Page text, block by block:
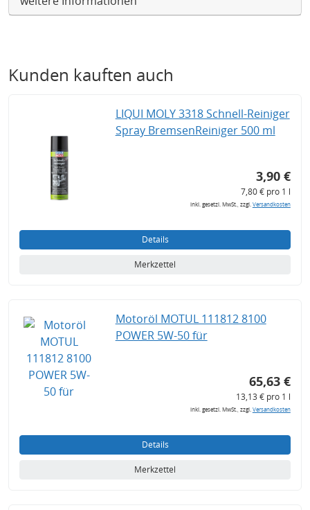
Kunden kauften auch
LIQUI MOLY 3318 Schnell-Reiniger
Spray BremsenReiniger 500 ml
3,90 €
7,80 € pro 1 l
inkl. gesetzl. MwSt., zzgl.Versandkosten
Details
Merkzettel
Motoröl MOTUL 111812 8100
POWER 5W-50 für
65,63 €
13,13 € pro 1 l
inkl. gesetzl. MwSt., zzgl.Versandkosten
Details
Merkzettel